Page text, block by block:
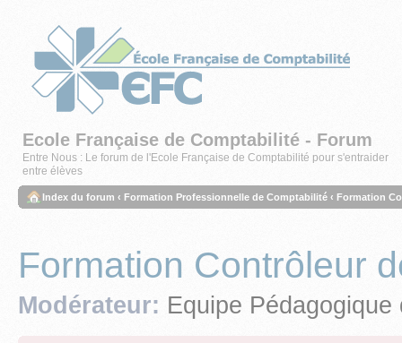
Ecole Française de Comptabilité - Forum
Entre Nous : Le forum de l'Ecole Française de Comptabilité pour s'entraider
entre élèves
Index du forum ‹ Formation Professionnelle de Comptabilité ‹ Formation
Formation Contrôleur
Modérateur: Equipe Pédagogique